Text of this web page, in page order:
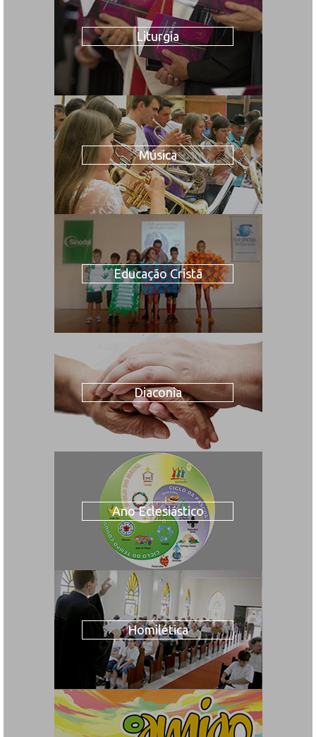
Liturgia
Música
Educação Cristã
Diaconia
Ano Eclesiástico
Homilética